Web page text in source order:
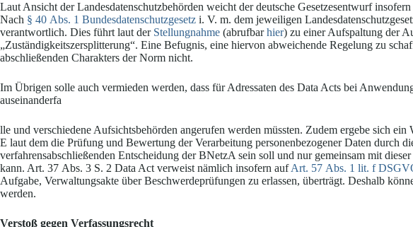
Laut Ansicht der Landesdatenschutzbehörden weicht der deutsche Gesetzesentwurf
Nach § 40 Abs. 1 Bundesdatenschutzgesetz i. V. m. dem jeweiligen
verantwortlich. Dies führt laut der Stellungnahme (abrufbarhier) zu einer Aufspaltung der
„Zuständigkeitszersplitterung“. Eine Befugnis, eine hiervon abweichende Regelung zu
abschließenden Charakters der Norm nicht.
Im Übrigen solle auch vermieden werden, dass für Adressaten des Data Acts bei
auseinanderfa
lle und verschiedene Aufsichtsbehörden angerufen werden müssten. Zudem ergebe sich
E laut dem die Prüfung und Bewertung der Verarbeitung personenbezogener Daten durch
verfahrensabschließenden Entscheidung der BNetzA sein soll und nur gemeinsam mit
kann. Art. 37 Abs. 3 S. 2 Data Act verweist nämlich insofern aufArt. 57 Abs. 1 lit. f
Aufgabe, Verwaltungsakte über Beschwerdeprüfungen zu erlassen, überträgt. Deshalb
werden.
Verstoß gegen Verfassungsrecht